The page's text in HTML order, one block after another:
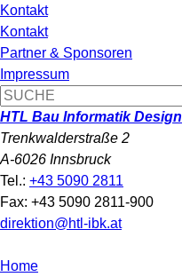
Kontakt
Kontakt
Partner & Sponsoren
Impressum
HTL Bau Informatik Design
Trenkwalderstraße 2
A-6026 Innsbruck
Tel.: +43 5090 2811
Fax: +43 5090 2811-900
direktion@htl-ibk.at
Home